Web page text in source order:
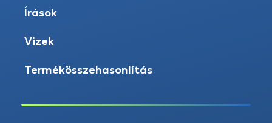
Írások
Vizek
Termékösszehasonlítás